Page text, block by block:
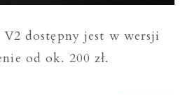
dostępny jest w wersji
od ok. 200 zł.